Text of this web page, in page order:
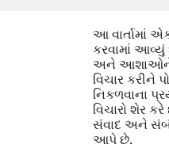
આ વાર્તામાં
કરવામાં આવ્યું
અને આશાઓને
વિચાર કરીને
નિકળવાના
વિચારો શેર
સંવાદ અને
આપે છે.